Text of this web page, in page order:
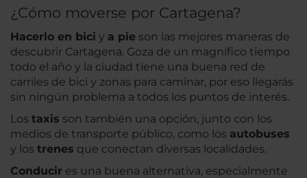
¿Cómo moverse por Cartagena?
Hacerlo en bici y a pie son las mejores maneras de
descubrir Cartagena. Goza de un magnífico tiempo
todo el año y la ciudad tiene una buena red de
carriles de bici y zonas para caminar, por eso llegarás
sin ningún problema a todos los puntos de interés.
Los taxis son también una opción, junto con los
medios de transporte público, como los autobuses
y los trenes que conectan diversas localidades.
Conducir es una buena alternativa, especialmente